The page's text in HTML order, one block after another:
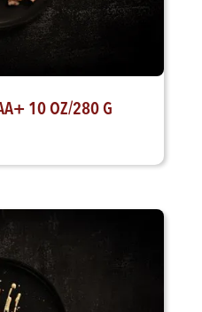
10 OZ/280 G